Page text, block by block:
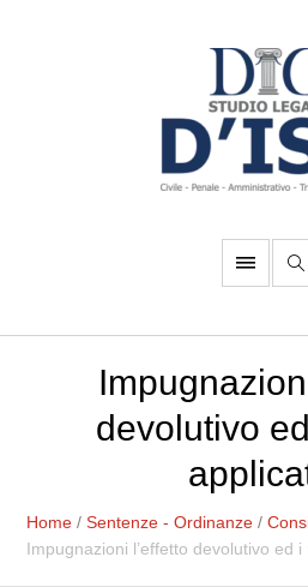
devolutivo
Home /Sentenze - Ordinanze /
Impugnazioni l’effetto devolutivo ed